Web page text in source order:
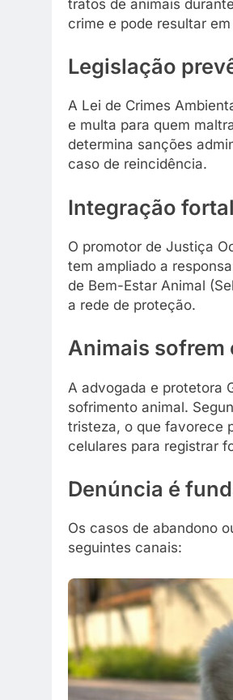
tratos de animais
crime e pode resultar
Legislação
A Lei de Crimes
e multa para quem
determina sanções
caso de reincidência.
Integração
O promotor de Justiça
tem ampliado a
de Bem-Estar Animal
a rede de proteção.
Animais sofrem
A advogada e protetora
sofrimento animal.
tristeza, o que favorece
celulares para registrar
Denúncia é
Os casos de abandono
seguintes canais: